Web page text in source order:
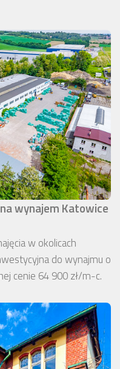
wynajem Katowice
w okolicach
do wynajmu o
cenie 64 900 zł/m-c.